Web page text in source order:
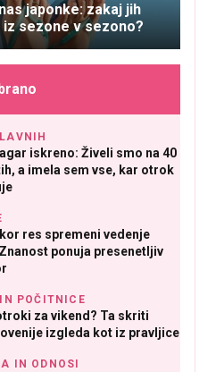
japonke: zakaj jih
iz sezone v sezono?
iskreno: Živeli smo na 40
a imela sem vse, kar otrok
res spremeni vedenje
ponuja presenetljiv
POČITNICE
za vikend? Ta skriti
izgleda kot iz pravljice
IN ODNOSI